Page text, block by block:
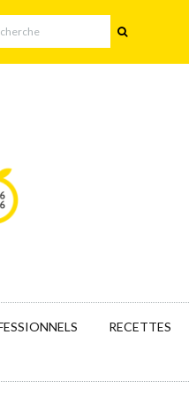
RECETTES